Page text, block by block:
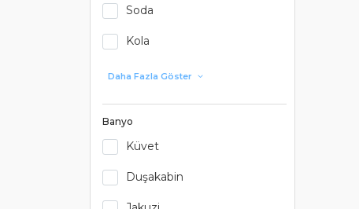
Soda
Kola
Daha Fazla Göster
Banyo
Küvet
Duşakabin